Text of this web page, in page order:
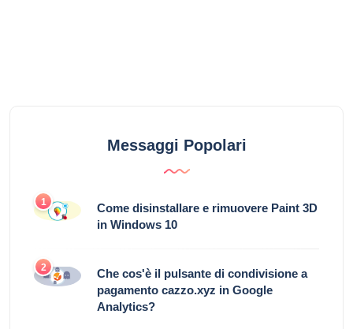
Messaggi Popolari
1
Come disinstallare e rimuovere Paint 3D
in Windows 10
2
Che cos'è il pulsante di condivisione a
pagamento cazzo.xyz in Google
Analytics?